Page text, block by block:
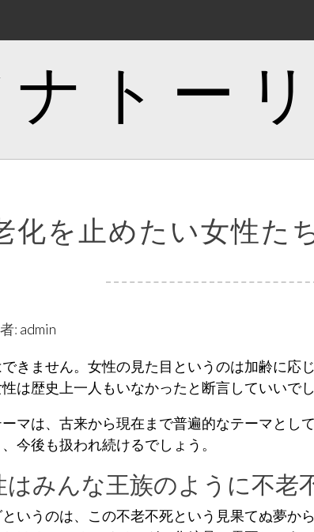
ナトー
化を止めたい女性た
: admin
きません。女性の見た目というのは加齢に
は歴史上一人もいなかったと断言していいでし
マは、古来から現在まで普遍的なテーマと
今後も扱われ続けるでしょう。
はみんな王族のように不老
いうのは、この不老不死という見果てぬ夢か